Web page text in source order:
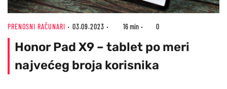
PRENOSNI RAČUNARI 03.09.2023 16 min 0
Honor Pad X9 – tablet po meri
najvećeg broja korisnika